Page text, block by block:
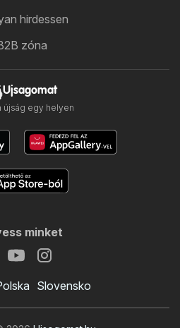
hirdessen
zóna
Ujsagomat
újság egy helyen
minket
Slovensko